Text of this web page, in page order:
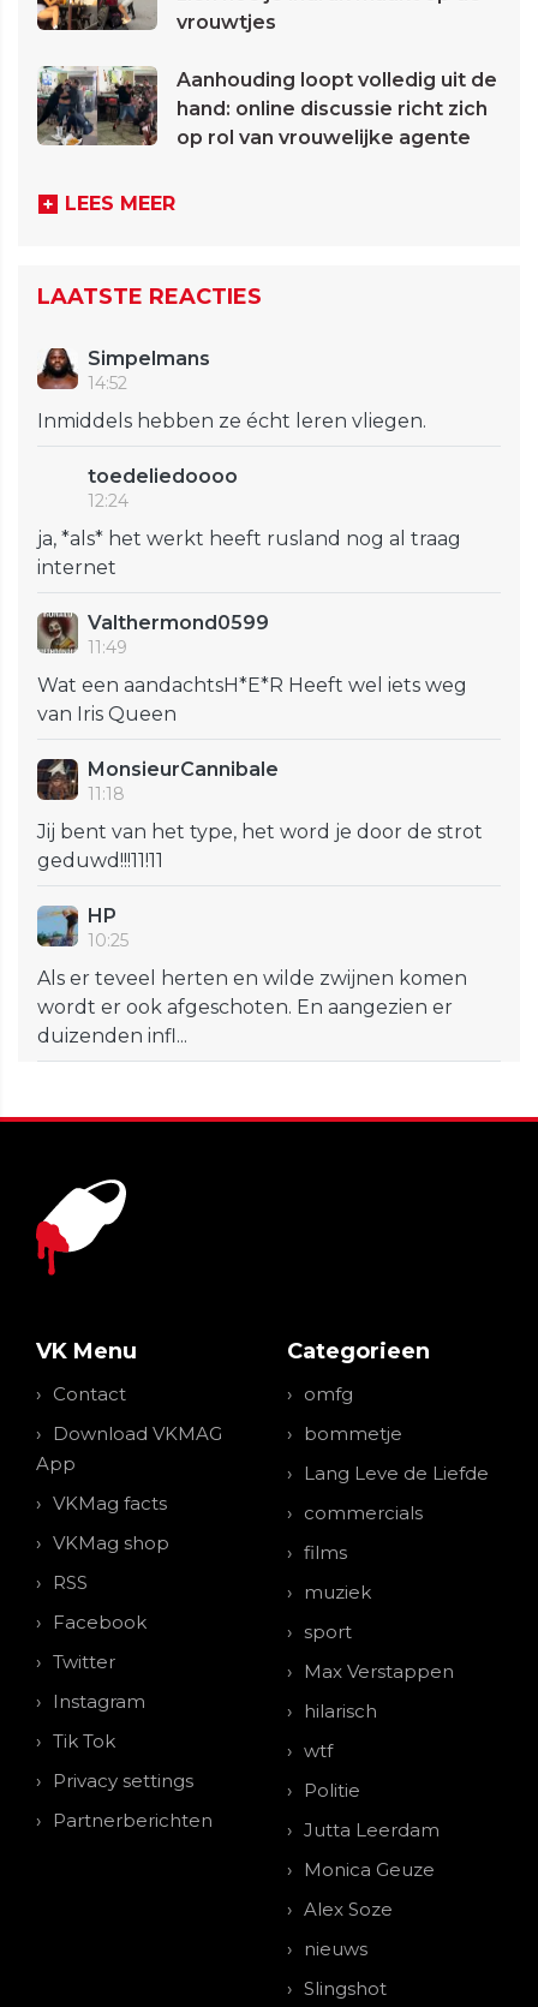
vrouwtjes
Aanhouding loopt volledig uit de
hand: online discussie richt zich
op rol van vrouwelijke agente
LEES MEER
LAATSTE REACTIES
Simpelmans
14:52
Inmiddels hebben ze écht leren vliegen.
toedeliedoooo
12:24
ja, *als* het werkt heeft rusland nog al traag
internet
Valthermond0599
11:49
Wat een aandachtsH*E*R Heeft wel iets weg
van Iris Queen
MonsieurCannibale
11:18
Jij bent van het type, het word je door de strot
geduwd!!!11!11
HP
10:25
Als er teveel herten en wilde zwijnen komen
wordt er ook afgeschoten. En aangezien er
duizenden infl...
VK Menu
Contact
Download VKMAG
App
VKMag facts
VKMag shop
RSS
Facebook
Twitter
Instagram
Tik Tok
Privacy settings
Partnerberichten
Categorieen
omfg
bommetje
Lang Leve de Liefde
commercials
films
muziek
sport
Max Verstappen
hilarisch
wtf
Politie
Jutta Leerdam
Monica Geuze
Alex Soze
nieuws
Slingshot